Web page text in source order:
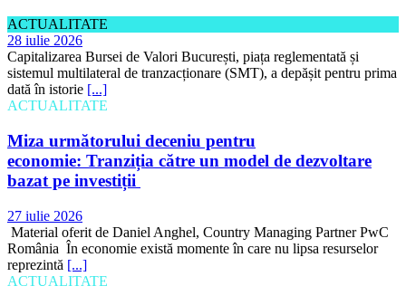
ACTUALITATE
28 iulie 2026
Capitalizarea Bursei de Valori București, piața reglementată și
sistemul multilateral de tranzacționare (SMT), a depășit pentru prima
dată în istorie [...]
ACTUALITATE
Miza următorului deceniu pentru
economie: Tranziția către un model de dezvoltare
bazat pe investiții
27 iulie 2026
Material oferit de Daniel Anghel, Country Managing Partner PwC
România În economie există momente în care nu lipsa resurselor
reprezintă [...]
ACTUALITATE